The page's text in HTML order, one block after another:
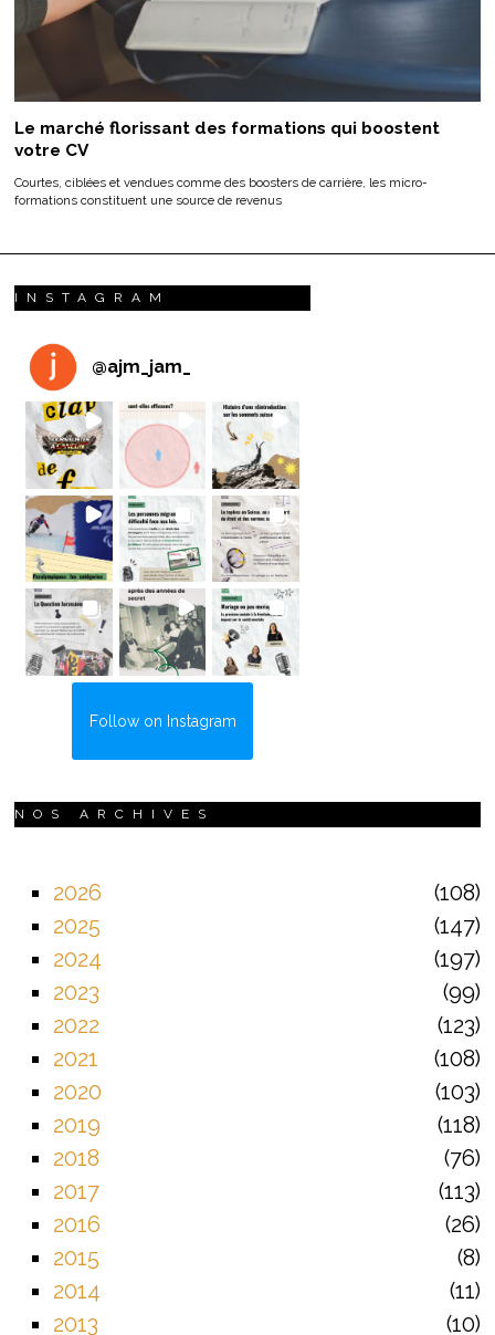
Le marché florissant des formations qui boostent
votre CV
Courtes, ciblées et vendues comme des boosters de carrière, les micro-
formations constituent une source de revenus
INSTAGRAM
@ajm_jam_
Follow on Instagram
NOS ARCHIVES
2026
108
2025
147
2024
197
2023
99
2022
123
2021
108
2020
103
2019
118
2018
76
2017
113
2016
26
2015
8
2014
11
2013
10